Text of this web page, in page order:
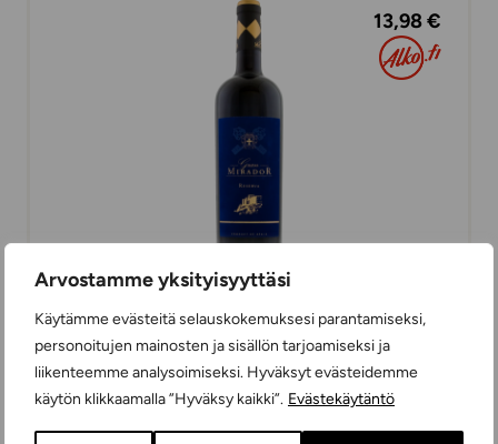
Arvostamme yksityisyyttäsi
Käytämme evästeitä selauskokemuksesi parantamiseksi,
personoitujen mainosten ja sisällön tarjoamiseksi ja
liikenteemme analysoimiseksi. Hyväksyt evästeidemme
käytön klikkaamalla ”Hyväksy kaikki”. Evästekäytäntö
13,98 €
Gran Mirador Reserva
PUNAVIINIT
75 cl
ESPANJA